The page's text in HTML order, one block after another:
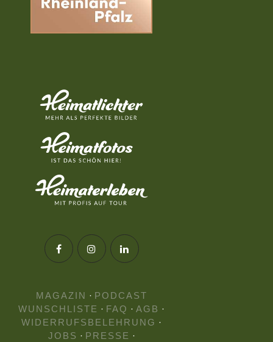
MAGAZIN · PODCAST
WUNSCHLISTE · FAQ · AGB ·
WIDERRUFSBELEHRUNG ·
JOBS · PRESSE ·